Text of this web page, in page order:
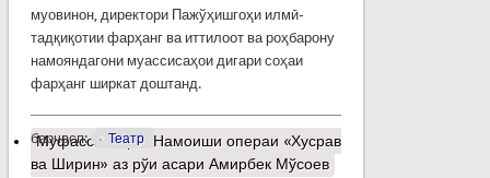
муовинон, директори Пажўҳишгоҳи илмӣ-
тадқиқотии фарҳанг ва иттилоот ва роҳбарону
намояндагони муассисаҳои дигари соҳаи
фарҳанг ширкат доштанд.
барчасп: Театр
Муфассалтаро Намоиши операи «Хусрав
ва Ширин» аз рўи асари Амирбек Мўсоев